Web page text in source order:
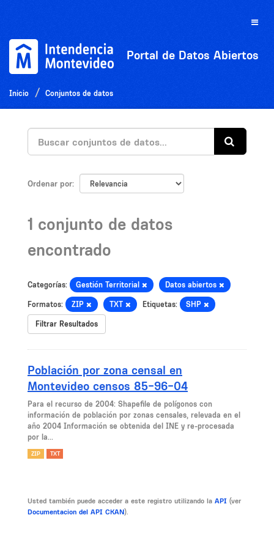
Toggle
Portal de Datos Abiertos
Inicio Conjuntos de datos
Ordenar por
1 conjunto de datos
encontrado
Categorías: Gestión Territorial Datos abiertos
Formatos: ZIP TXT Etiquetas: SHP
Filtrar Resultados
Población por zona censal en
Montevideo censos 85-96-04
Para el recurso de 2004: Shapefile de polígonos con
información de población por zonas censales, relevada en el
año 2004 Información se obtenida del INE y re-procesada
por la...
ZIP TXT
Usted también puede acceder a este registro utilizando la API (ver
Documentacion del API CKAN).